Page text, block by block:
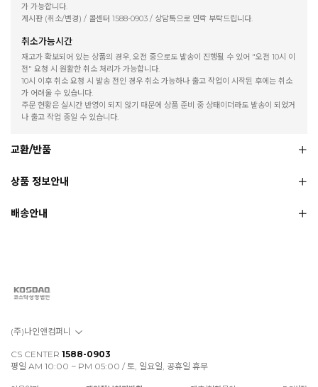
가 가능합니다.
게시판 (취소/변경) / 콜센터 1588-0903 / 상담톡으로 연락 부탁드립니다.
취소가능시간
재고가 확보되어 있는 상품의 경우, 오전 중으로도 발송이 진행될 수 있어 "오전 10시 이
전" 요청 시 원활한 취소 처리가 가능합니다.
10시 이후 취소 요청 시 발송 전인 경우 취소 가능하나 출고 작업이 시작된 후에는 취소
가 어려울 수 있습니다.
주문 현황은 실시간 반영이 되지 않기 때문에 상품 준비 중 상태이더라도 발송이 되었거
나 출고 작업 중일 수 있습니다.
교환/반품
상품 정보안내
배송안내
(주)나인앤컴퍼니
CS CENTER 1588-0903
평일 AM 10:00 ~ PM 05:00 / 토, 일요일, 공휴일 휴무